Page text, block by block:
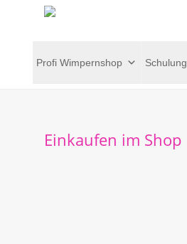
Profi Wimpernshop Schulung
Einkaufen im Shop